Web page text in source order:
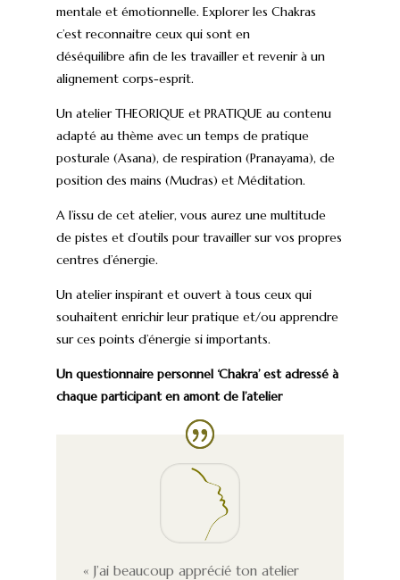
mentale et émotionnelle. Explorer les Chakras
c’est reconnaitre ceux qui sont en
déséquilibre afin de les travailler et revenir à un
alignement corps-esprit.
Un atelier THEORIQUE et PRATIQUE au contenu
adapté au thème avec un temps de pratique
posturale (Asana), de respiration (Pranayama), de
position des mains (Mudras) et Méditation.
A l’issu de cet atelier, vous aurez une multitude
de pistes et d’outils pour travailler sur vos propres
centres d’énergie.
Un atelier inspirant et ouvert à tous ceux qui
souhaitent enrichir leur pratique et/ou apprendre
sur ces points d’énergie si importants.
Un questionnaire personnel ‘Chakra’ est adressé à
chaque participant en amont de l’atelier
« J’ai beaucoup apprécié ton atelier